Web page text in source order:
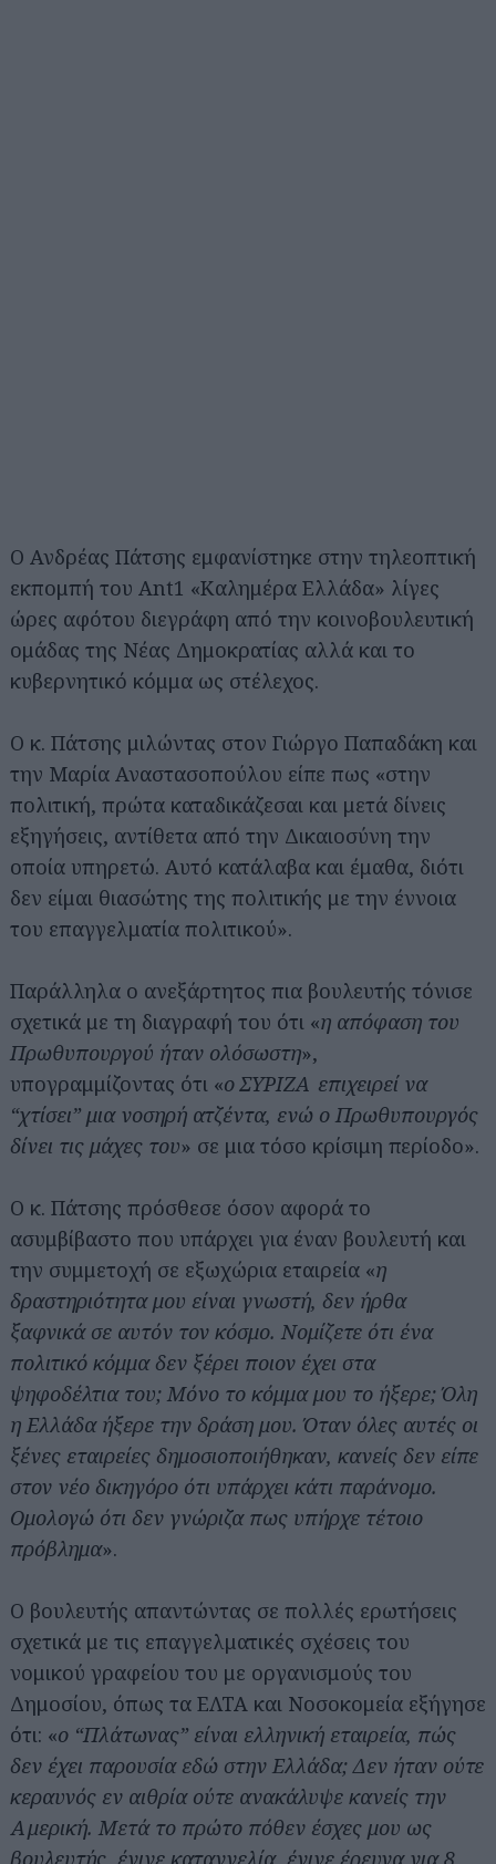
Ο Ανδρέας Πάτσης εμφανίστηκε στην τηλεοπτική
εκπομπή του Ant1 «Καλημέρα Ελλάδα» λίγες
ώρες αφότου διεγράφη από την κοινοβουλευτική
ομάδας της Νέας Δημοκρατίας αλλά και το
κυβερνητικό κόμμα ως στέλεχος.
Ο κ. Πάτσης μιλώντας στον Γιώργο Παπαδάκη και
την Μαρία Αναστασοπούλου είπε πως «στην
πολιτική, πρώτα καταδικάζεσαι και μετά δίνεις
εξηγήσεις, αντίθετα από την Δικαιοσύνη την
οποία υπηρετώ. Αυτό κατάλαβα και έμαθα, διότι
δεν είμαι θιασώτης της πολιτικής με την έννοια
του επαγγελματία πολιτικού».
Παράλληλα ο ανεξάρτητος πια βουλευτής τόνισε
σχετικά με τη διαγραφή του ότι «η απόφαση του
Πρωθυπουργού ήταν ολόσωστη»,
υπογραμμίζοντας ότι «ο ΣΥΡΙΖΑ επιχειρεί να
“χτίσει” μια νοσηρή ατζέντα, ενώ ο Πρωθυπουργός
δίνει τις μάχες του» σε μια τόσο κρίσιμη περίοδο».
Ο κ. Πάτσης πρόσθεσε όσον αφορά το
ασυμβίβαστο που υπάρχει για έναν βουλευτή και
την συμμετοχή σε εξωχώρια εταιρεία «η
δραστηριότητα μου είναι γνωστή, δεν ήρθα
ξαφνικά σε αυτόν τον κόσμο. Νομίζετε ότι ένα
πολιτικό κόμμα δεν ξέρει ποιον έχει στα
ψηφοδέλτια του; Μόνο το κόμμα μου το ήξερε; Όλη
η Ελλάδα ήξερε την δράση μου. Όταν όλες αυτές οι
ξένες εταιρείες δημοσιοποιήθηκαν, κανείς δεν είπε
στον νέο δικηγόρο ότι υπάρχει κάτι παράνομο.
Ομολογώ ότι δεν γνώριζα πως υπήρχε τέτοιο
πρόβλημα».
Ο βουλευτής απαντώντας σε πολλές ερωτήσεις
σχετικά με τις επαγγελματικές σχέσεις του
νομικού γραφείου του με οργανισμούς του
Δημοσίου, όπως τα ΕΛΤΑ και Νοσοκομεία εξήγησε
ότι: «ο “Πλάτωνας” είναι ελληνική εταιρεία, πώς
δεν έχει παρουσία εδώ στην Ελλάδα; Δεν ήταν ούτε
κεραυνός εν αιθρία ούτε ανακάλυψε κανείς την
Αμερική. Μετά το πρώτο πόθεν έσχες μου ως
βουλευτής, έγινε καταγγελία, έγινε έρευνα για 8